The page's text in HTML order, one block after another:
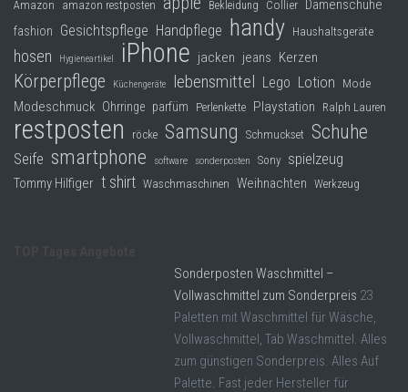
Amazon amazon restposten Bekleidung Collier Damenschuhe
fashion Gesichtspflege Handpflege handy Haushaltsgeräte
hosen Hygieneartikel iPhone jacken jeans Kerzen
Körperpflege Küchengeräte lebensmittel Lego Lotion Mode
Modeschmuck Ohrringe parfüm Perlenkette Playstation Ralph Lauren
restposten röcke Samsung Schmuckset Schuhe
Seife smartphone software sonderposten Sony spielzeug
Tommy Hilfiger t shirt Waschmaschinen Weihnachten Werkzeug
Sonderposten Waschmittel –
Vollwaschmittel zum Sonderpreis 23
Paletten mit Waschmittel für Wäsche,
Vollwaschmittel, Tab Waschmittel. Alles
zum günstigen Sonderpreis. Alles Auf
Palette. Fast jeder Hersteller für